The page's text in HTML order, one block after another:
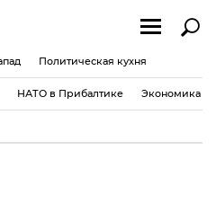
Политическая кухня
НАТО в Прибалтике Экономика